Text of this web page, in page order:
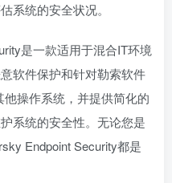
系统的安全状况。
是一款适用于混合IT环境
软件保护和针对勒索软件
操作系统，并提供简化的
系统的安全性。无论您是
Endpoint Security都是